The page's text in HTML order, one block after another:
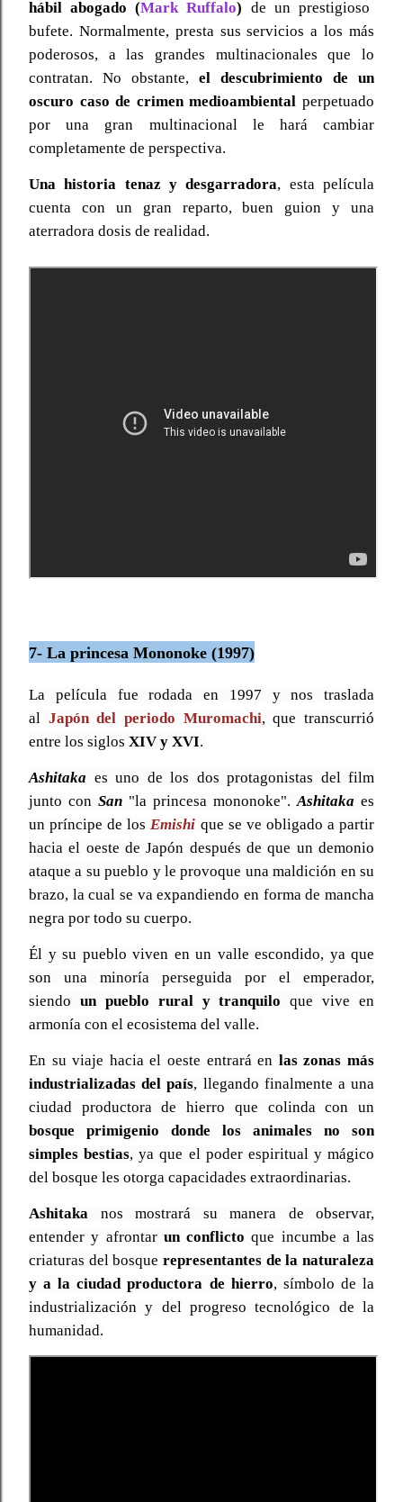
hábil abogado (Mark Ruffalo) de un prestigioso
bufete. Normalmente, presta sus servicios a los más
poderosos, a las grandes multinacionales que lo
contratan. No obstante, el descubrimiento de un
oscuro caso de crimen medioambiental perpetuado
por una gran multinacional le hará cambiar
completamente de perspectiva.
Una historia tenaz y desgarradora, esta película
cuenta con un gran reparto, buen guion y una
aterradora dosis de realidad.
7- La princesa Mononoke (1997)
La película fue rodada en 1997 y nos traslada
al Japón del periodo Muromachi, que transcurrió
entre los siglos XIV y XVI.
Ashitaka es uno de los dos protagonistas del film
junto con San "la princesa mononoke". Ashitaka es
un príncipe de los Emishi que se ve obligado a partir
hacia el oeste de Japón después de que un demonio
ataque a su pueblo y le provoque una maldición en su
brazo, la cual se va expandiendo en forma de mancha
negra por todo su cuerpo.
Él y su pueblo viven en un valle escondido, ya que
son una minoría perseguida por el emperador,
siendo un pueblo rural y tranquilo que vive en
armonía con el ecosistema del valle.
En su viaje hacia el oeste entrará en las zonas más
industrializadas del país, llegando finalmente a una
ciudad productora de hierro que colinda con un
bosque primigenio donde los animales no son
simples bestias, ya que el poder espiritual y mágico
del bosque les otorga capacidades extraordinarias.
Ashitaka nos mostrará su manera de observar,
entender y afrontar un conflicto que incumbe a las
criaturas del bosque representantes de la naturaleza
y a la ciudad productora de hierro, símbolo de la
industrialización y del progreso tecnológico de la
humanidad.